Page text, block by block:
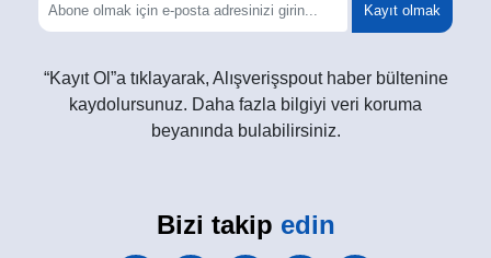
Kayıt olmak
“Kayıt Ol”a tıklayarak, Alışverişspout haber bültenine
kaydolursunuz. Daha fazla bilgiyi veri koruma
beyanında bulabilirsiniz.
Bizi takip edin